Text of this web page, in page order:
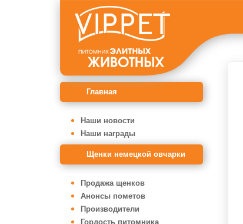
Главная
Наши новости
Наши награды
Щенки немецкой овчарки
Продажа щенков
Анонсы пометов
Производители
Гордость питомника